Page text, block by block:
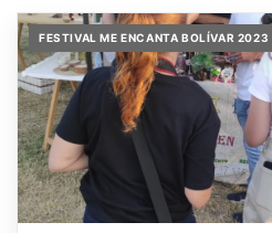
FESTIVAL ME ENCANTA BOLÍVAR 2023